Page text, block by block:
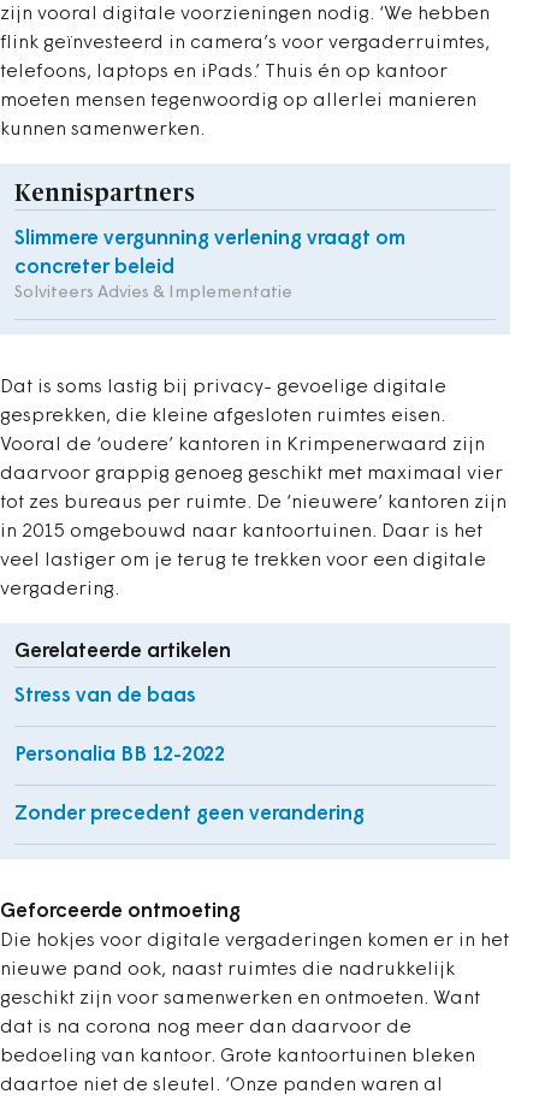
zijn vooral digitale voorzieningen nodig. ‘We hebben
flink geïnvesteerd in camera’s voor vergaderruimtes,
telefoons, laptops en iPads.’ Thuis én op kantoor
moeten mensen tegenwoordig op allerlei manieren
kunnen samenwerken.
Kennispartners
Slimmere vergunning verlening vraagt om
concreter beleid
Solviteers Advies & Implementatie
Dat is soms lastig bij privacy- gevoelige digitale
gesprekken, die kleine afgesloten ruimtes eisen.
Vooral de ‘oudere’ kantoren in Krimpenerwaard zijn
daarvoor grappig genoeg geschikt met maximaal vier
tot zes bureaus per ruimte. De ‘nieuwere’ kantoren zijn
in 2015 omgebouwd naar kantoortuinen. Daar is het
veel lastiger om je terug te trekken voor een digitale
vergadering.
Gerelateerde artikelen
Stress van de baas
Personalia BB 12-2022
Zonder precedent geen verandering
Geforceerde ontmoeting
Die hokjes voor digitale vergaderingen komen er in het
nieuwe pand ook, naast ruimtes die nadrukkelijk
geschikt zijn voor samenwerken en ontmoeten. Want
dat is na corona nog meer dan daarvoor de
bedoeling van kantoor. Grote kantoortuinen bleken
daartoe niet de sleutel. ‘Onze panden waren al